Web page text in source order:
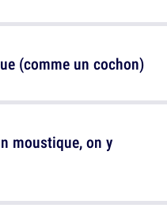
moustique, on y
(comme un cochon)